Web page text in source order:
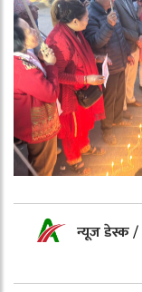
न्यूज डेस्क/